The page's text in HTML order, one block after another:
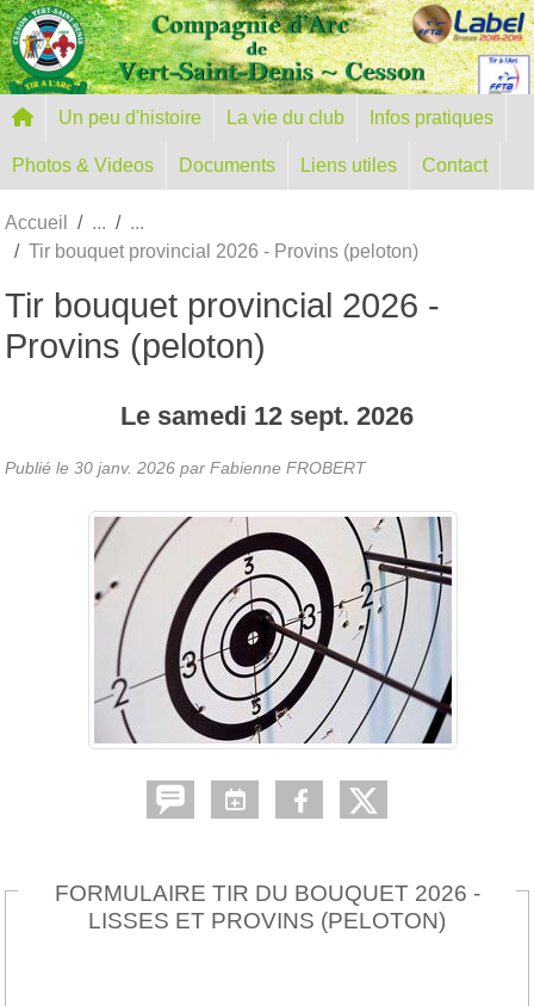
Un peu d'histoire La vie du club Infos pratiques
Photos & Videos Documents Liens utiles Contact
Accueil
Tir bouquet provincial 2026 - Provins (peloton)
Tir bouquet provincial 2026 -
Provins (peloton)
Le samedi 12 sept. 2026
Publié le 30 janv. 2026 par Fabienne FROBERT
FORMULAIRE TIR DU BOUQUET 2026 -
LISSES ET PROVINS (PELOTON)
Panneau de gestion des cookies